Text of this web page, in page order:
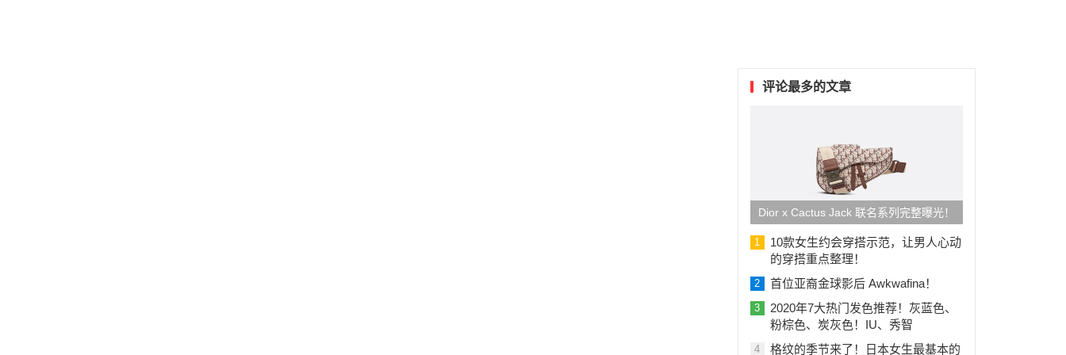
评论最多的文章
Dior x Cactus Jack 联名系列完整曝光！
1
10款女生约会穿搭示范，让男人心动
的穿搭重点整理！
2 首位亚裔金球影后 Awkwafina！
3
2020年7大热门发色推荐！灰蓝色、
粉棕色、炭灰色！IU、秀智
4 格纹的季节来了！日本女生最基本的